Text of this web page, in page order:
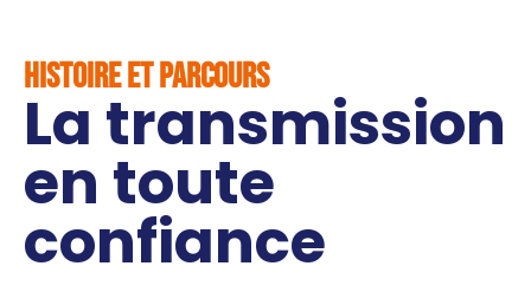
HISTOIRE ET PARCOURS
La transmission
en toute
confiance